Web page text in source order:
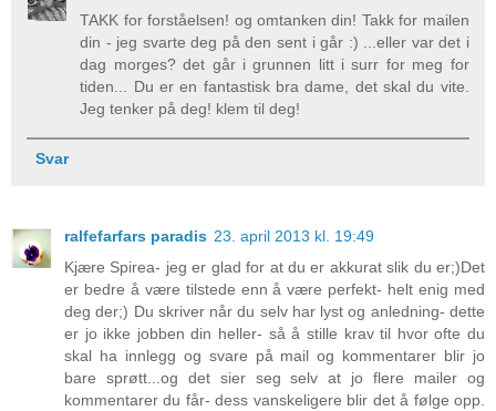
TAKK for forståelsen! og omtanken din! Takk for mailen
din - jeg svarte deg på den sent i går :) ...eller var det i
dag morges? det går i grunnen litt i surr for meg for
tiden... Du er en fantastisk bra dame, det skal du vite.
Jeg tenker på deg! klem til deg!
Svar
ralfefarfars paradis 23. april 2013 kl. 19:49
Kjære Spirea- jeg er glad for at du er akkurat slik du er;)Det
er bedre å være tilstede enn å være perfekt- helt enig med
deg der;) Du skriver når du selv har lyst og anledning- dette
er jo ikke jobben din heller- så å stille krav til hvor ofte du
skal ha innlegg og svare på mail og kommentarer blir jo
bare sprøtt...og det sier seg selv at jo flere mailer og
kommentarer du får- dess vanskeligere blir det å følge opp.